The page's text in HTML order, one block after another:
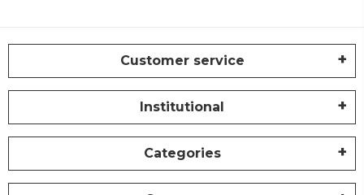
Customer service
Institutional
Categories